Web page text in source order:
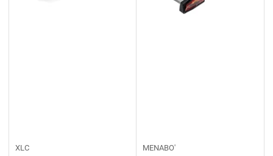
XLC MENABO'